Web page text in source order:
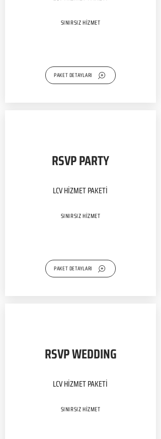
SINIRSIZ HİZMET
PAKET DETAYLARI
RSVP PARTY
LCV HİZMET PAKETİ
SINIRSIZ HİZMET
PAKET DETAYLARI
RSVP WEDDING
LCV HİZMET PAKETİ
SINIRSIZ HİZMET